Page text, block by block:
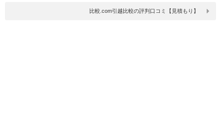
比較.com引越比較の評判口コミ【見積もり】